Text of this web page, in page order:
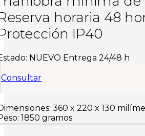
horaria 48
IP40
NUEVO Entrega 24/48 h
Consultar
360 x 220 x 130
1850 gramos